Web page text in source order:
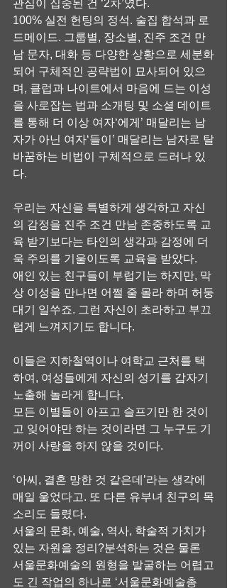
관심이 집중된 건 ‘2차’였다.
100% 실전 헌팅의 정석. 술집 합석과 로
드메이드. 그룹별, 장소별, 진주 조건 만
남 문자, 대화 등 다양한 상황으로 세분화
되어 구체적인 공략법이 묘사되어 있으
며, 클럽과 나이트에서 마음에 드는 이성
을 사로잡는 법과 소개팅 및 소셜 데이트
를 통해 더 이상 여자‘에게’ 매달리는 남
자가 아닌 여자‘들이’ 매달리는 남자로 탈
바꿈하는 비법이 구체적으로 드러나 있
다.
우리는 자신을 특별하게 생각하고 자신
의 감정을 진주 조건 만남 존중하도록 교
육 받기보다는 타인의 생각과 감정에 더
욱 주의를 기울이도록 교육을 받았다.
애인 있는 친구들이 부럽기는 하지만, 막
상 이성을 만나면 어쩔 줄 몰라 하며 허둥
대기 일쑤죠. 그런 자신이 초라하고 부끄
럽게 느껴지기도 합니다.
이들은 지하철역이나 여학교 근처를 택
하여, 여성들에게 자신의 성기를 갑자기
노출해 놀라게 합니다.
모든 이별들이 아프고 슬프기만 한 것이
고 잊어야만 하는 것이라면 그 누구도 기
꺼이 사랑을 하지 않을 것이다.
‘아씨, 결혼 망한 것 같은데’라는 생각에
매일 울었다고. 또 다른 유부녀 친구의 목
소리도 들렸다.
서울의 문화, 예술, 역사, 학술적 가치가
있는 자원을 정리?분석하는 것은 물론
서울문화예술의 원형을 발굴하는 어렵고
도 긴 작업의 하나로 ‘서울문화예술총